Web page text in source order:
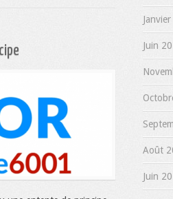
Juin
Août
Juin